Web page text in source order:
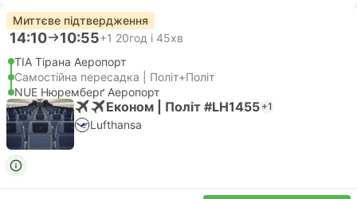
Миттєве підтвердження
14:10 10:55+1 20год і 45хв
TIA Тірана Аеропорт
Самостійна пересадка | Політ+Політ
NUE Нюремберґ Аеропорт
Економ | Політ #LH1455 +1
Lufthansa